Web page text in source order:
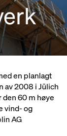
en planlagt
av 2008 i Jülich
60 m høye
vind- og
AG